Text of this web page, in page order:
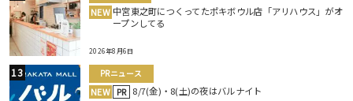
NEW 中宮東之町につくってたポキボウル店「アリハウス」がオ
ープンしてる
2026年8月6日
PRニュース
NEW PR 8/7(金)・8(土)の夜はバルナイト